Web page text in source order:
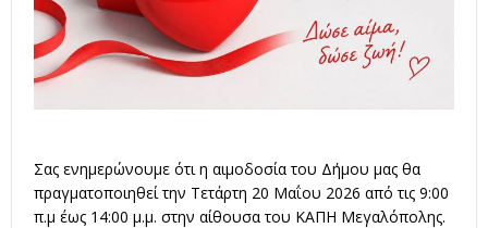
Σας ενημερώνουμε ότι η αιμοδοσία του Δήμου μας θα
πραγματοποιηθεί την Τετάρτη 20 Μαΐου 2026 από τις 9:00
π.μ έως 14:00 μ.μ. στην αίθουσα του ΚΑΠΗ Μεγαλόπολης.